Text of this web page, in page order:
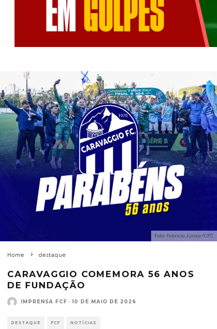
Foto: Fabrício Júnior/CFC
Home destaque
CARAVAGGIO COMEMORA 56 ANOS
DE FUNDAÇÃO
IMPRENSA FCF · 10 DE MAIO DE 2026
DESTAQUE FCF NOTÍCIAS